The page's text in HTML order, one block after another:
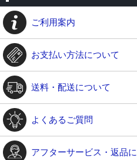
ご利用案内
お支払い方法について
送料・配送について
よくあるご質問
アフターサービス・返品